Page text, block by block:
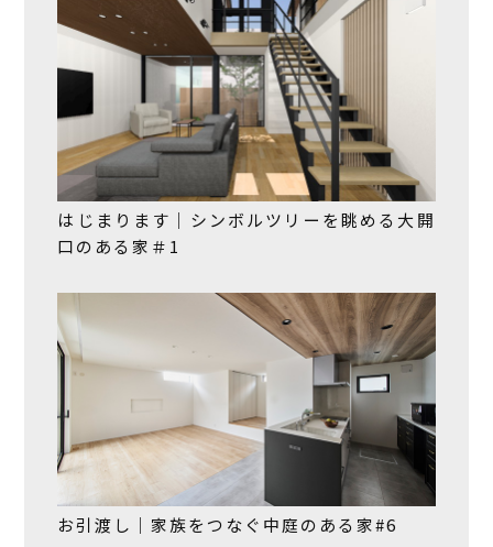
はじまります｜シンボルツリーを眺める大開
口のある家＃1
お引渡し｜家族をつなぐ中庭のある家#6